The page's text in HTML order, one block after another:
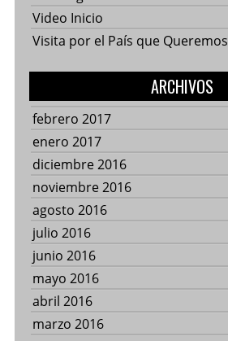
Video Inicio
Visita por el País que Queremos
ARCHIVOS
febrero 2017
enero 2017
diciembre 2016
noviembre 2016
agosto 2016
julio 2016
junio 2016
mayo 2016
abril 2016
marzo 2016